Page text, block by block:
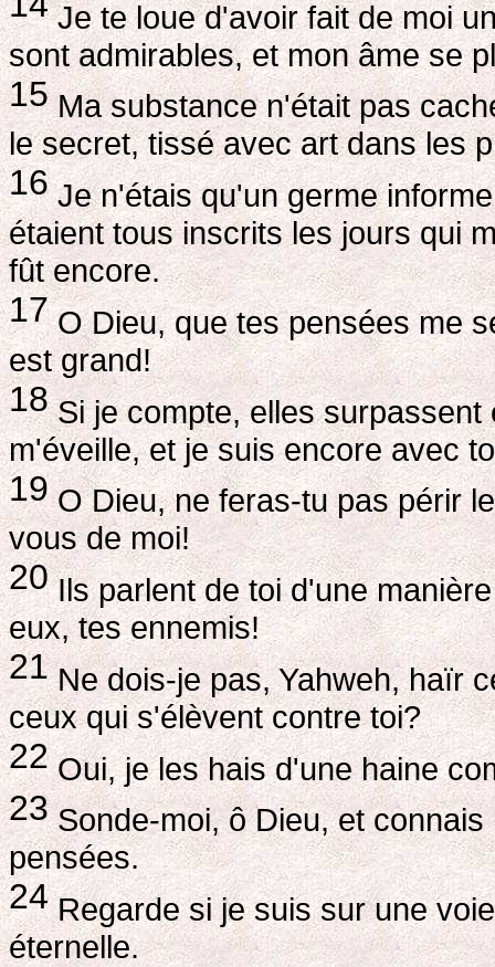
Je te loue d'avoir fait de moi
sont admirables, et mon âme se
15Ma substance n'était pas
le secret, tissé avec art dans les
16Je n'étais qu'un germe
étaient tous inscrits les jours qui
fût encore.
17O Dieu, que tes pensées me
est grand!
18Si je compte, elles surpassent
m'éveille, et je suis encore avec
19O Dieu, ne feras-tu pas périr
vous de moi!
20Ils parlent de toi d'une
eux, tes ennemis!
21Ne dois-je pas, Yahweh, haïr
ceux qui s'élèvent contre toi?
22 Oui, je les hais d'une haine
23Sonde-moi, ô Dieu, et
pensées.
24 Regarde si je suis sur une
éternelle.